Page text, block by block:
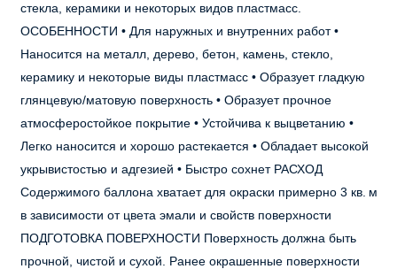
стекла, керамики и некоторых видов пластмасс.
ОСОБЕННОСТИ • Для наружных и внутренних работ •
Наносится на металл, дерево, бетон, камень, стекло,
керамику и некоторые виды пластмасс • Образует гладкую
глянцевую/матовую поверхность • Образует прочное
атмосферостойкое покрытие • Устойчива к выцветанию •
Легко наносится и хорошо растекается • Обладает высокой
укрывистостью и адгезией • Быстро сохнет РАСХОД
Содержимого баллона хватает для окраски примерно 3 кв. м
в зависимости от цвета эмали и свойств поверхности
ПОДГОТОВКА ПОВЕРХНОСТИ Поверхность должна быть
прочной, чистой и сухой. Ранее окрашенные поверхности